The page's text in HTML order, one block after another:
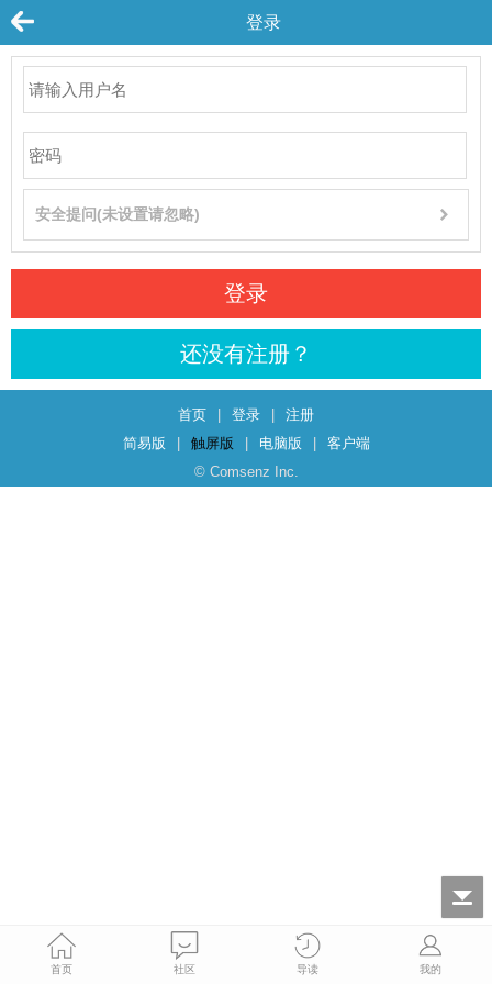
登录
安全提问(未设置请忽略)
登录
还没有注册？
首页 登录
注册
简易版
触屏版 电脑版
客户端
© Comsenz Inc.
首页 社区 导读 我的